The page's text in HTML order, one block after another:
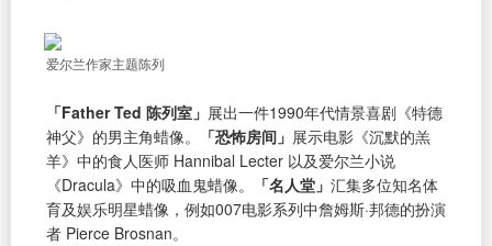
爱尔兰作家主题陈列
「Father Ted 陈列室」 展出一件1990年代情景喜剧《特德
神父》的男主角蜡像。
「恐怖房间」 展示电影《沉默的羔
羊》中的食人医师 Hannibal Lecter 以及爱尔兰小说
《Dracula》中的吸血鬼蜡像。
「名人堂」 汇集多位知名体
育及娱乐明星蜡像，例如007电影系列中詹姆斯·邦德的扮演
者 Pierce Brosnan。